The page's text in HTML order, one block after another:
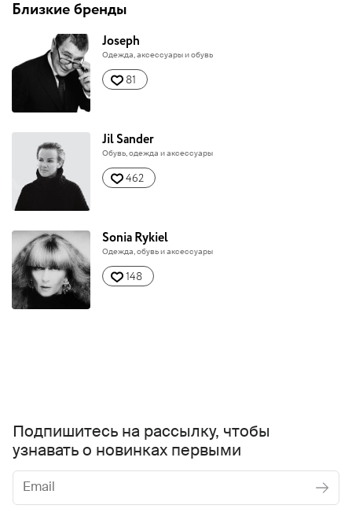
Близкие бренды
Joseph
Одежда, аксессуары и обувь
81
Jil Sander
Обувь, одежда и аксессуары
462
Sonia Rykiel
Одежда, обувь и аксессуары
148
Подпишитесь на рассылку, чтобы
узнавать о новинках первыми